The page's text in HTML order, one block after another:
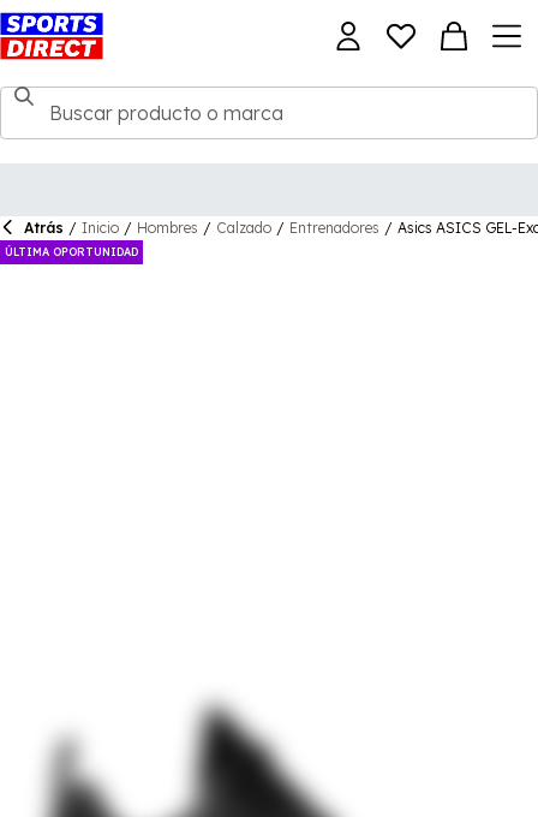
Atrás / Inicio / Hombres / Calzado / Entrenadores / Asics ASICS GEL-
ÚLTIMA OPORTUNIDAD